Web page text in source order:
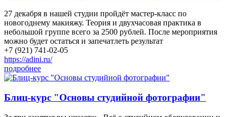
27 декабря в нашей студии пройдёт мастер-класс по
новогоднему макияжу. Теория и двухчасовая практика в
небольшой группе всего за 2500 рублей. После мероприятия
можно будет остаться и запечатлеть результат
+7 (921) 741-02-05
https://adini.ru/
подробнее
Блиц-курс "Основы студийной фотографии"